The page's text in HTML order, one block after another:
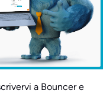
a Bouncer e